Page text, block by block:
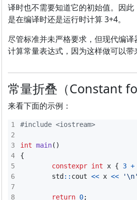
译时也不需要知道它的初始值。因
是在编译时还是运行时计算 3+4。
尽管标准并未严格要求，但现代编
计算常量表达式，因为这样做可以带
常量折叠（Constant
来看下面的示例：
3
4
5
6
7
8
#include <iostream>
int main()
{
constexpr int x { 3 +
std :: cout << x << '\n'
return 0;